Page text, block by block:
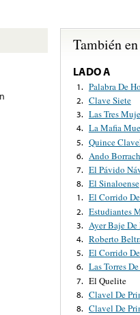
También
LADO A
1. Palabra De
2. Clave Siete
3. Las Tres
4. La Mafia
5. Quince
6. Ando
7. El Pávido
8. El Sinaloense
1. El Corrido
2. Estudiantes
3. Ayer Baje De
4. Roberto
5. El Corrido
6. Las Torres
7. El Quelite
8. Clavel De
8. Clavel De